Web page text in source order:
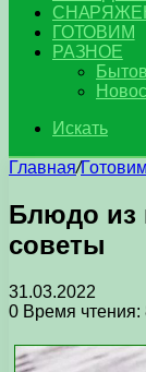
ГОТОВИМ
РАЗНОЕ
Искать
Главная/
Блюдо из
советы
31.03.2022
0 Время чтения: